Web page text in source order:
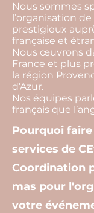
Nous sommes
l’organisation
prestigieux
française et
Nous œuvrons
France et plus
la région
d’Azur.
Nos équipes
français que
Pourquoi
services de
Coordination
mas pour
votre